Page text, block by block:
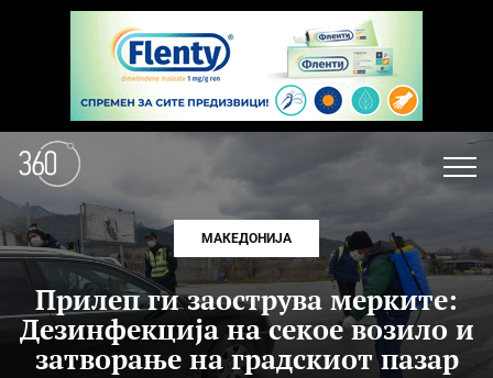
МАКЕДОНИЈА
Прилеп ги заострува мерките:
Дезинфекција на секое возило и
затворање на градскиот пазар